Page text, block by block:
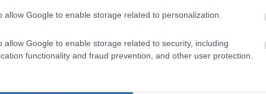
allow Google to enable storage related to personalization.
allow Google to enable storage related to security, including
functionality and fraud prevention, and other user protection.
προσλήψεων 2027 -